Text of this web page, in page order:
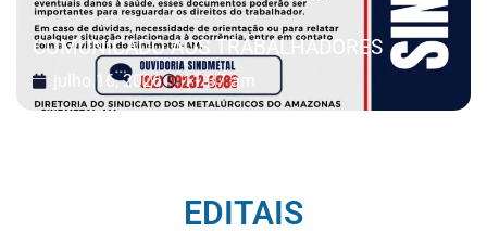
COMUNICADO AOS TRABALHADORES
julho 16, 2026 11:37 am
EDITAIS